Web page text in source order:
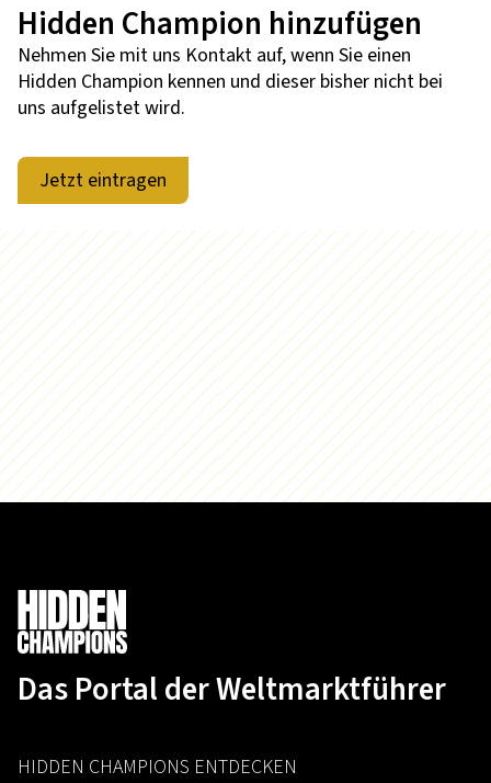
Hidden Champion hinzufügen
Nehmen Sie mit uns Kontakt auf, wenn Sie einen
Hidden Champion kennen und dieser bisher nicht bei
uns aufgelistet wird.
Jetzt eintragen
Das Portal der Weltmarktführer
HIDDEN CHAMPIONS ENTDECKEN